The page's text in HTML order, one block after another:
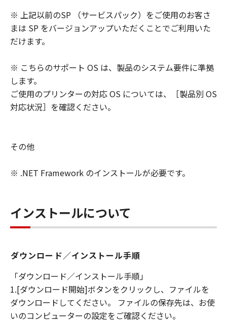
※ 上記以前のSP （サービスパック）をご使用のお客さ
まは SP をバージョンアップいただくことでご利用いた
だけます。
※ こちらのサポート OS は、製品のシステム要件に準拠
します。
ご使用のプリンターの対応 OS については、［製品別 OS
対応状況］を確認ください。
その他
※ .NET Framework のインストールが必要です。
インストールについて
ダウンロード／インストール手順
「ダウンロード／インストール手順」
1.[ダウンロード開始]ボタンをクリックし、ファイルを
ダウンロードしてください。 ファイルの保存先は、お使
いのコンピューターの設定をご確認ください。